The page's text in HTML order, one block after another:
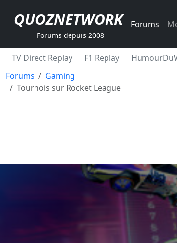
QUOZNETWORK
Forums depuis 2008
Forums
TV Direct Replay F1 Replay
Forums
Gaming
Tournois sur Rocket League